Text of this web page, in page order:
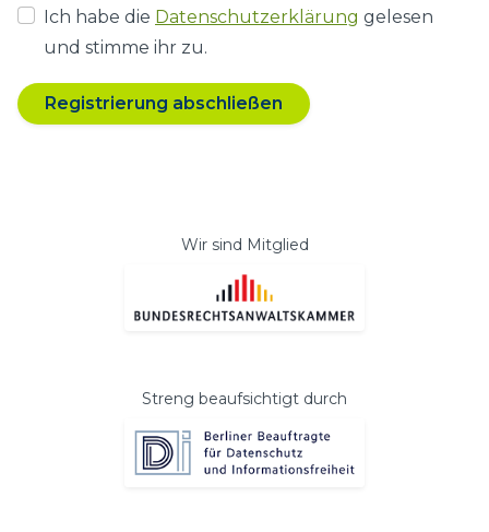
Ich habe die Datenschutzerklärung gelesen
und stimme ihr zu.
Registrierung abschließen
Wir sind Mitglied
Streng beaufsichtigt durch